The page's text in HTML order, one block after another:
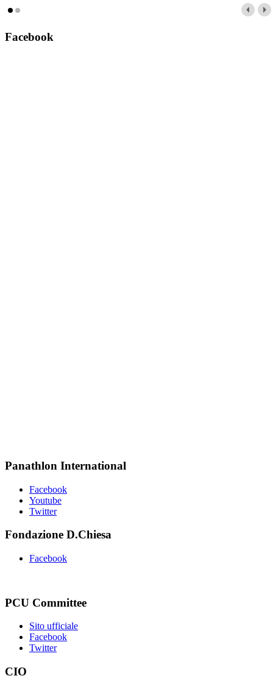
Facebook
Panathlon International
Facebook
Youtube
Twitter
Fondazione D.Chiesa
Facebook
PCU Committee
Sito ufficiale
Facebook
Twitter
CIO